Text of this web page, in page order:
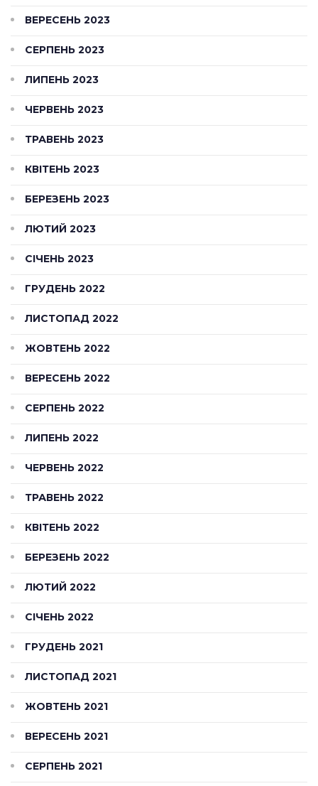
ВЕРЕСЕНЬ 2023
СЕРПЕНЬ 2023
ЛИПЕНЬ 2023
ЧЕРВЕНЬ 2023
ТРАВЕНЬ 2023
КВІТЕНЬ 2023
БЕРЕЗЕНЬ 2023
ЛЮТИЙ 2023
СІЧЕНЬ 2023
ГРУДЕНЬ 2022
ЛИСТОПАД 2022
ЖОВТЕНЬ 2022
ВЕРЕСЕНЬ 2022
СЕРПЕНЬ 2022
ЛИПЕНЬ 2022
ЧЕРВЕНЬ 2022
ТРАВЕНЬ 2022
КВІТЕНЬ 2022
БЕРЕЗЕНЬ 2022
ЛЮТИЙ 2022
СІЧЕНЬ 2022
ГРУДЕНЬ 2021
ЛИСТОПАД 2021
ЖОВТЕНЬ 2021
ВЕРЕСЕНЬ 2021
СЕРПЕНЬ 2021